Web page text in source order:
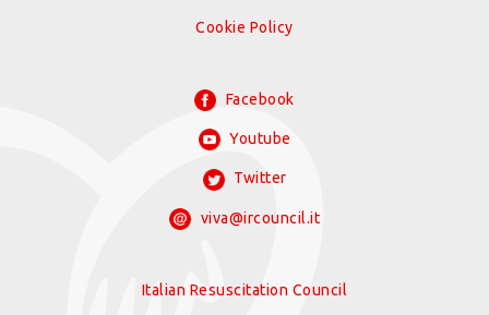
Cookie Policy
Facebook
Youtube
Twitter
viva@ircouncil.it
Italian Resuscitation Council